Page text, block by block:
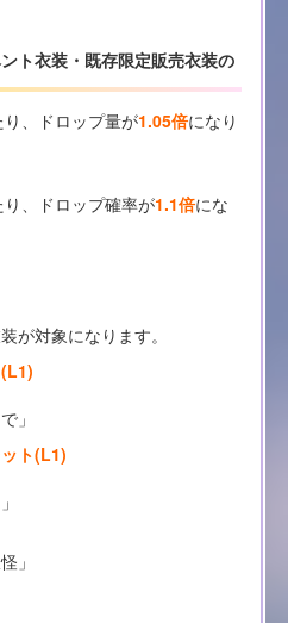
ト衣装・既存限定販売衣装の
り、ドロップ量が1.05倍になり
り、ドロップ確率が1.1倍にな
が対象になります。
」
ト(L1)
」